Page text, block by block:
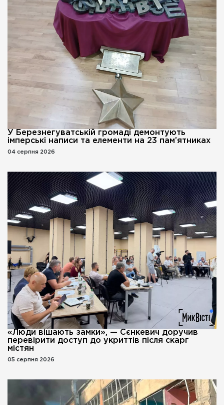
У Березнегуватській громаді демонтують
імперські написи та елементи на 23 пам’ятниках
04 серпня 2026
«Люди вішають замки», — Сєнкевич доручив
перевірити доступ до укриттів після скарг
містян
05 серпня 2026